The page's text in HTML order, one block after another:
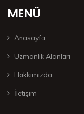
MENÜ
Anasayfa
Uzmanlık Alanları
Hakkımızda
İletişim